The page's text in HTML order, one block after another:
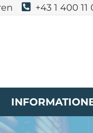
+43 1 400 11